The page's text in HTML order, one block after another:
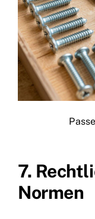
7.
Normen